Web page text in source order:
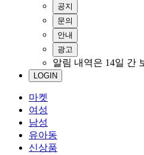
공지
문의
안내
광고
알림 내역은 14일 간
LOGIN
마켓
여성
남성
유아동
신상품